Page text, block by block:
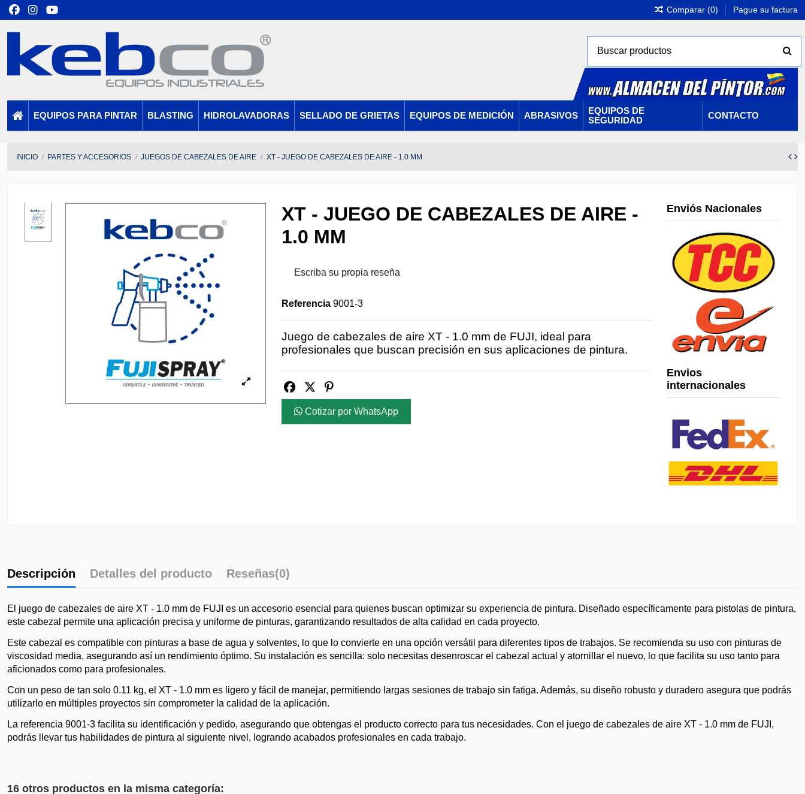
Comparar (0) Pague su factura
EQUIPOS PARA PINTAR BLASTING HIDROLAVADORAS SELLADO DE GRIETAS EQUIPOS DE MEDICIÓN ABRASIVOS
EQUIPOS DE
SEGURIDAD
CONTACTO
INICIO PARTES Y ACCESORIOS JUEGOS DE CABEZALES DE AIRE XT - JUEGO DE CABEZALES DE AIRE - 1.0 MM
XT - JUEGO DE CABEZALES DE AIRE -
1.0 MM
Escriba su propia reseña
Referencia 9001-3
Juego de cabezales de aire XT - 1.0 mm de FUJI, ideal para
profesionales que buscan precisión en sus aplicaciones de pintura.
Cotizar por WhatsApp
Enviós Nacionales
Envios
internacionales
Descripción Detalles del producto Reseñas(0)
El juego de cabezales de aire XT - 1.0 mm de FUJI es un accesorio esencial para quienes buscan optimizar su experiencia de pintura. Diseñado específicamente para pistolas de pintura,
este cabezal permite una aplicación precisa y uniforme de pinturas, garantizando resultados de alta calidad en cada proyecto.
Este cabezal es compatible con pinturas a base de agua y solventes, lo que lo convierte en una opción versátil para diferentes tipos de trabajos. Se recomienda su uso con pinturas de
viscosidad media, asegurando así un rendimiento óptimo. Su instalación es sencilla: solo necesitas desenroscar el cabezal actual y atornillar el nuevo, lo que facilita su uso tanto para
aficionados como para profesionales.
Con un peso de tan solo 0.11 kg, el XT - 1.0 mm es ligero y fácil de manejar, permitiendo largas sesiones de trabajo sin fatiga. Además, su diseño robusto y duradero asegura que podrás
utilizarlo en múltiples proyectos sin comprometer la calidad de la aplicación.
La referencia 9001-3 facilita su identificación y pedido, asegurando que obtengas el producto correcto para tus necesidades. Con el juego de cabezales de aire XT - 1.0 mm de FUJI,
podrás llevar tus habilidades de pintura al siguiente nivel, logrando acabados profesionales en cada trabajo.
16 otros productos en la misma categoría: